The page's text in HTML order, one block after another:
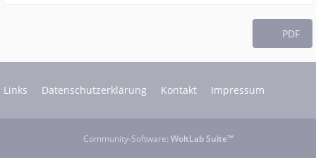
PDF
Links Datenschutzerklärung Kontakt Impressum
Community-Software: WoltLab Suite™